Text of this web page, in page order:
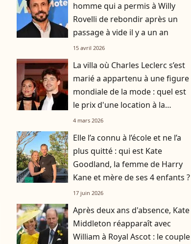
homme qui a permis à Willy
Rovelli de rebondir après un
passage à vide il y a un an
15 avril 2026
La villa où Charles Leclerc s’est
marié a appartenu à une figure
mondiale de la mode : quel est
le prix d'une location à la
semaine ?
4 mars 2026
Elle l’a connu à l’école et ne l’a
plus quitté : qui est Kate
Goodland, la femme de Harry
Kane et mère de ses 4 enfants ?
17 juin 2026
Après deux ans d'absence, Kate
Middleton réapparaît avec
William à Royal Ascot : le couple